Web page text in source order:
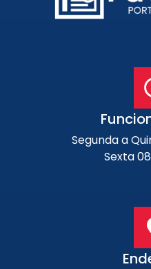
Segunda a
Sexta